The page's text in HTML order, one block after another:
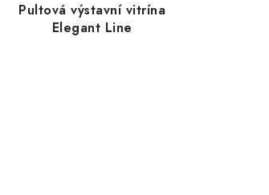
Pultová výstavní vitrína
Elegant Line